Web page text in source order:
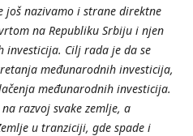
još nazivamo i strane direktne
na Republiku Srbiju i njen
Cilj rada je da se
međunarodnih investicija,
međunarodnih investicija.
razvoj svake zemlje, a
u tranziciji, gde spade i